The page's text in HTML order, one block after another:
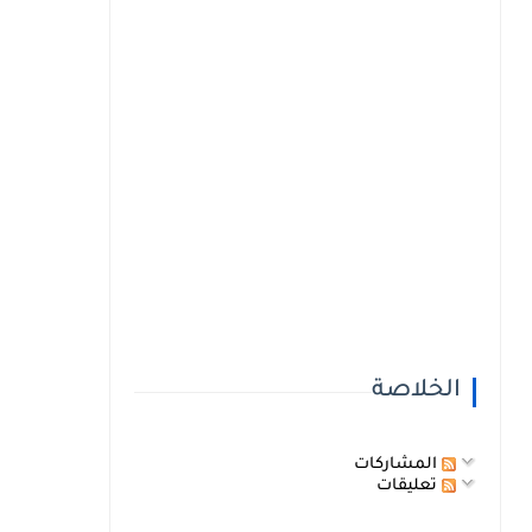
الخلاصة
المشاركات
تعليقات